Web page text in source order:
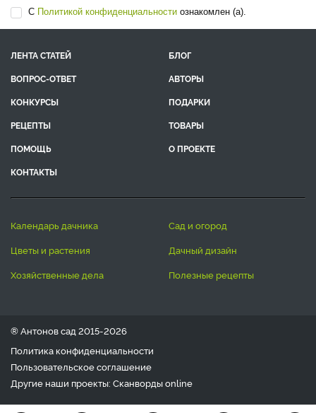
С Политикой конфиденциальности ознакомлен (а).
ЛЕНТА СТАТЕЙ
БЛОГ
ВОПРОС-ОТВЕТ
АВТОРЫ
КОНКУРСЫ
ПОДАРКИ
РЕЦЕПТЫ
ТОВАРЫ
ПОМОЩЬ
О ПРОЕКТЕ
КОНТАКТЫ
календарь дачника
сад и огород
цветы и растения
дачный дизайн
хозяйственные дела
полезные рецепты
® Антонов сад 2015-2026
Политика конфиденциальности
Пользовательское соглашение
Другие наши проекты: Сканвордыonline
Любое использование материала допускается только с